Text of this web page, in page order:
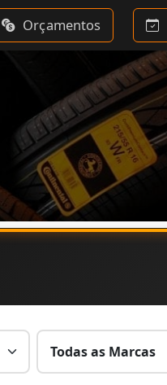
Orçamentos